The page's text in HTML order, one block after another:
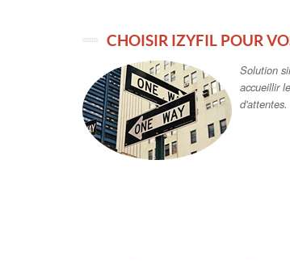
CHOISIR IZYFIL POUR
Solution
accueillir
d'attentes.